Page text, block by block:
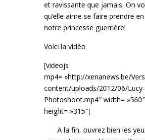
et ravissante que jamais. On
qu’elle aime se faire prendre
notre princesse guerrière!
Voici la vidéo
[videojs
mp4= »http://xenanews.be/
content/uploads/2012/06/Lucy-
Photoshoot.mp4″ width= »560″
height= »315″]
A la fin, ouvrez bien les